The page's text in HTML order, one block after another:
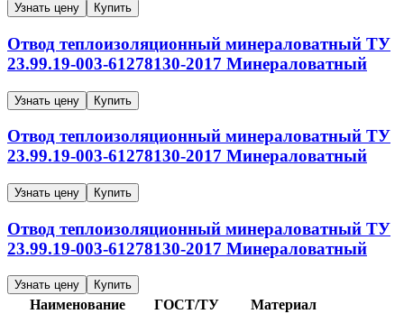
Узнать цену Купить
Отвод теплоизоляционный минераловатный ТУ
23.99.19-003-61278130-2017 Минераловатный
Узнать цену Купить
Отвод теплоизоляционный минераловатный ТУ
23.99.19-003-61278130-2017 Минераловатный
Узнать цену Купить
Отвод теплоизоляционный минераловатный ТУ
23.99.19-003-61278130-2017 Минераловатный
Узнать цену Купить
Наименование ГОСТ/ТУ
Материал